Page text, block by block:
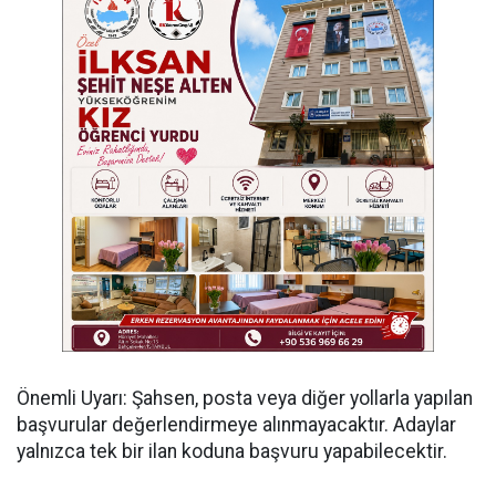
​Önemli Uyarı: Şahsen, posta veya diğer yollarla yapılan
başvurular değerlendirmeye alınmayacaktır. Adaylar
yalnızca tek bir ilan koduna başvuru yapabilecektir.